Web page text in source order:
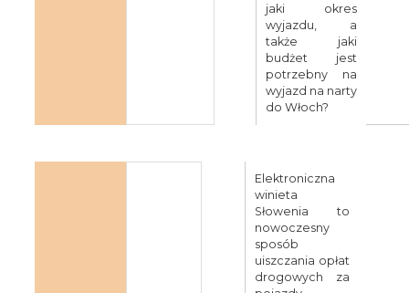
jaki okres
wyjazdu, a
także jaki
budżet jest
potrzebny na
wyjazd na narty
do Włoch?
Elektroniczna
winieta
Słowenia to
nowoczesny
sposób
uiszczania opłat
drogowych za